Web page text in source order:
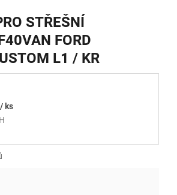
STŘEŠNÍ
FORD
L1 / KR
/ ks